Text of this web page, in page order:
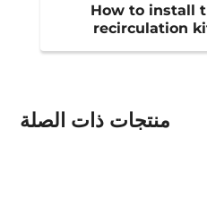
How to install
recirculation
منتجات ذات الصلة